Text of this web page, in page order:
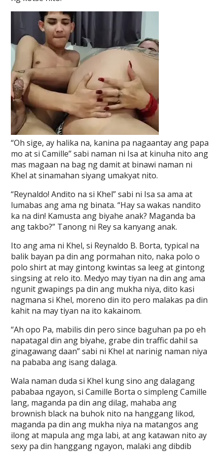
“Oh sige, ay halika na, kanina pa nagaantay ang papa
mo at si Camille” sabi naman ni Isa at kinuha nito ang
mas magaan na bag ng damit at binawi naman ni
Khel at sinamahan siyang umakyat nito.
“Reynaldo! Andito na si Khel” sabi ni Isa sa ama at
lumabas ang ama ng binata. “Hay sa wakas nandito
ka na din! Kamusta ang biyahe anak? Maganda ba
ang takbo?” Tanong ni Rey sa kanyang anak.
Ito ang ama ni Khel, si Reynaldo B. Borta, typical na
balik bayan pa din ang pormahan nito, naka polo o
polo shirt at may gintong kwintas sa leeg at gintong
singsing at relo ito. Medyo may tiyan na din ang ama
ngunit gwapings pa din ang mukha niya, dito kasi
nagmana si Khel, moreno din ito pero malakas pa din
kahit na may tiyan na ito kakainom.
“Ah opo Pa, mabilis din pero since baguhan pa po eh
napatagal din ang biyahe, grabe din traffic dahil sa
ginagawang daan” sabi ni Khel at narinig naman niya
na pababa ang isang dalaga.
Wala naman duda si Khel kung sino ang dalagang
pababaa ngayon, si Camille Borta o simpleng Camille
lang, maganda pa din ang dilag, mahaba ang
brownish black na buhok nito na hanggang likod,
maganda pa din ang mukha niya na matangos ang
ilong at mapula ang mga labi, at ang katawan nito ay
sexy pa din hanggang ngayon, malaki ang dibdib